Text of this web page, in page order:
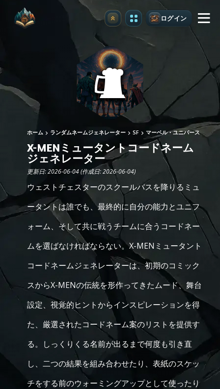
アップグレード ログイン
ホーム ランダムネームジェネレーター SF マーベル・ユニバース
X-MENミュータントコードネーム
ジェネレーター
更新日: 2026-06-04 (作成日: 2026-06-04)
ウェストチェスターのスクールバスを降りるミュ
ータントは誰でも、最終的に自分の能力とユニフ
ォーム、そして共に戦うチームに合うコードネー
ムを選ばなければならない。X-MENミュータント
コードネームジェネレーターは、初期のコミック
スからX-MENの伝統を形作ってきたムード、舞台
設定、視覚的ヒントからインスピレーションを得
た、厳選されたコードネーム案のリストを提供す
る。しっくりくる名前が出るまで何度も引き直
し、二つの結果を組み合わせたり、表紙のスケッ
チをする前のウォーミングアップとして使ったり